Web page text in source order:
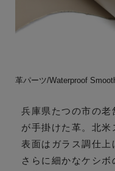
革パーツ/Waterproof
兵庫県たつの市の
が手掛けた革。北米
表面はガラス調仕上
さらに細かなケシ